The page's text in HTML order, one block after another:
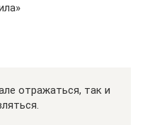
отражаться, так и